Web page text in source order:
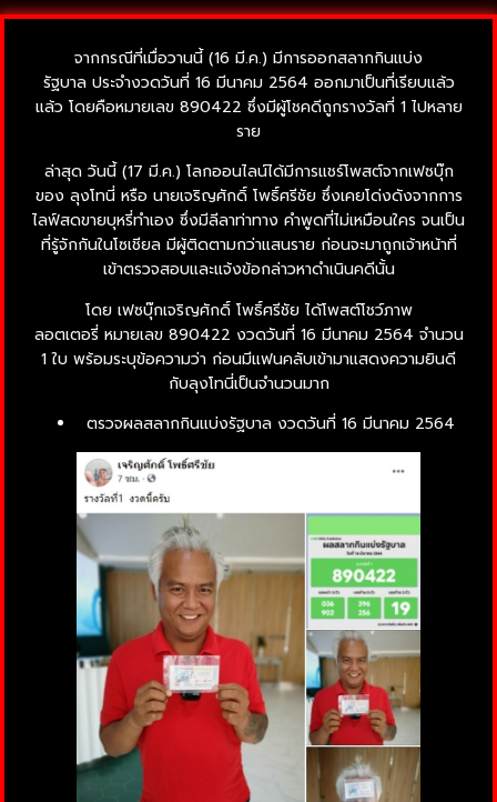
จากกรณีที่เมื่อวานนี้ (16 มี.ค.) มีการออกสลากกินแบ่ง
รัฐบาล ประจำงวดวันที่ 16 มีนาคม 2564 ออกมาเป็นที่เรียบแล้ว
แล้ว โดยคือหมายเลข 890422 ซึ่งมีผู้โชคดีถูกรางวัลที่ 1 ไปหลาย
ราย
ล่าสุด วันนี้ (17 มี.ค.) โลกออนไลน์ได้มีการแชร์โพสต์จากเฟซบุ๊ก
ของ ลุงโทนี่ หรือ นายเจริญศักดิ์ โพธิ์ศรีชัย ซึ่งเคยโด่งดังจากการ
ไลฟ์สดขายบุหรี่ทำเอง ซึ่งมีลีลาท่าทาง คำพูดที่ไม่เหมือนใคร จนเป็น
ที่รู้จักกันในโซเชียล มีผู้ติดตามกว่าแสนราย ก่อนจะมาถูกเจ้าหน้าที่
เข้าตรวจสอบและแจ้งข้อกล่าวหาดำเนินคดีนั้น
โดย เฟซบุ๊กเจริญศักดิ์ โพธิ์ศรีชัย ได้โพสต์โชว์ภาพ
ลอตเตอรี่ หมายเลข 890422 งวดวันที่ 16 มีนาคม 2564 จำนวน
1 ใบ พร้อมระบุข้อความว่า ก่อนมีแฟนคลับเข้ามาแสดงความยินดี
กับลุงโทนี่เป็นจำนวนมาก
ตรวจผลสลากกินแบ่งรัฐบาล งวดวันที่ 16 มีนาคม 2564